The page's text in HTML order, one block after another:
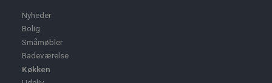
Nyheder
Bolig
Småmøbler
Badeværelse
Køkken